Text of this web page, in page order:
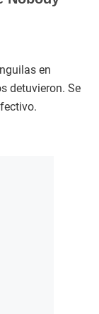
en
detuvieron. Se